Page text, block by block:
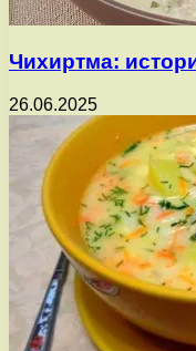
Чихиртма:
26.06.2025